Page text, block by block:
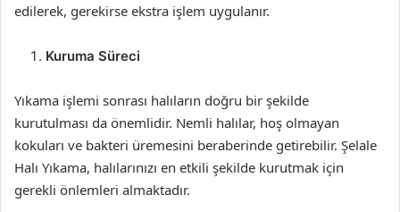
edilerek, gerekirse ekstra işlem uygulanır.
Kuruma Süreci
Yıkama işlemi sonrası halıların doğru bir şekilde
kurutulması da önemlidir. Nemli halılar, hoş olmayan
kokuları ve bakteri üremesini beraberinde getirebilir. Şelale
Halı Yıkama, halılarınızı en etkili şekilde kurutmak için
gerekli önlemleri almaktadır.